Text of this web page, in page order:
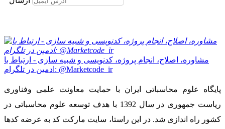
مشاوره، اصلاح، انجام پروژه، کدنویسی و شبیه سازی - ارتباط با
ادمین در تلگرام: @Marketcode_ir
پایگاه علوم محاسباتی ایران با حمایت معاونت علمی وفناوری
ریاست جمهوری در سال 1392 با هدف توسعه علوم محاسباتی در
کشور راه اندازی شد. در این راستا، سایت مارکت کد به عرضه کدها